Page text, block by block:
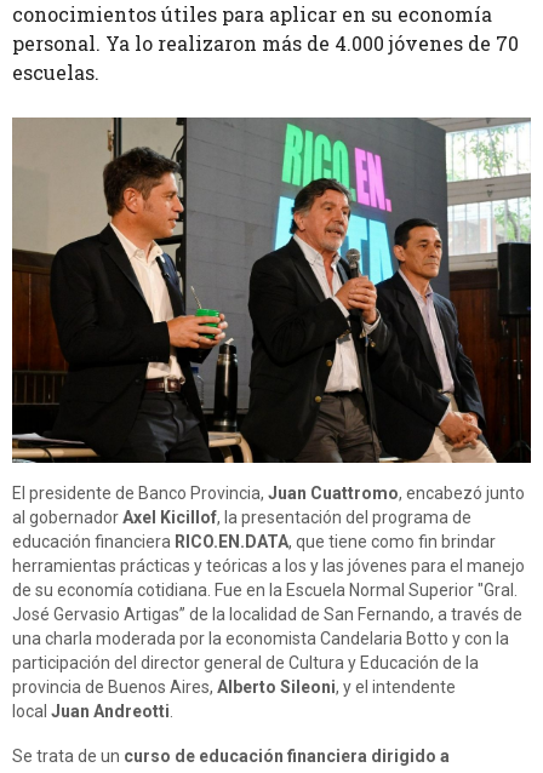
conocimientos útiles para aplicar en su economía
personal. Ya lo realizaron más de 4.000 jóvenes de 70
escuelas.
El presidente de Banco Provincia, Juan Cuattromo, encabezó junto
al gobernadorAxel Kicillof, la presentación del programa de
educación financiera RICO.EN.DATA, que tiene como fin brindar
herramientas prácticas y teóricas a los y las jóvenes para el manejo
de su economía cotidiana. Fue en la Escuela Normal Superior "Gral.
José Gervasio Artigas” de la localidad de San Fernando, a través de
una charla moderada por la economista Candelaria Botto y con la
participación del director general de Cultura y Educación de la
provincia de Buenos Aires, Alberto Sileoni, y el intendente
local Juan Andreotti
Se trata de un curso de educación financiera dirigido a